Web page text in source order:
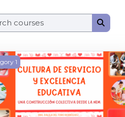
Search
de Servicio y Excelencia
1